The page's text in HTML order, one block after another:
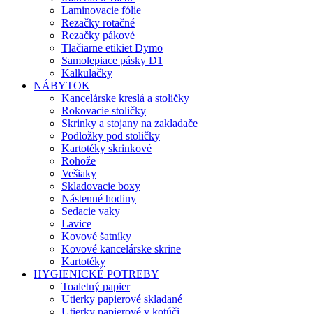
Laminovacie fólie
Rezačky rotačné
Rezačky pákové
Tlačiarne etikiet Dymo
Samolepiace pásky D1
Kalkulačky
NÁBYTOK
Kancelárske kreslá a stoličky
Rokovacie stoličky
Skrinky a stojany na zakladače
Podložky pod stoličky
Kartotéky skrinkové
Rohože
Vešiaky
Skladovacie boxy
Nástenné hodiny
Sedacie vaky
Lavice
Kovové šatníky
Kovové kancelárske skrine
Kartotéky
HYGIENICKÉ POTREBY
Toaletný papier
Utierky papierové skladané
Utierky papierové v kotúči